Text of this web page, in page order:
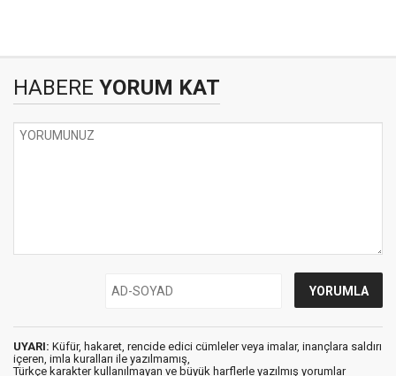
HABERE YORUM KAT
UYARI: Küfür, hakaret, rencide edici cümleler veya imalar, inançlara saldırı
içeren, imla kuralları ile yazılmamış,
Türkçe karakter kullanılmayan ve büyük harflerle yazılmış yorumlar